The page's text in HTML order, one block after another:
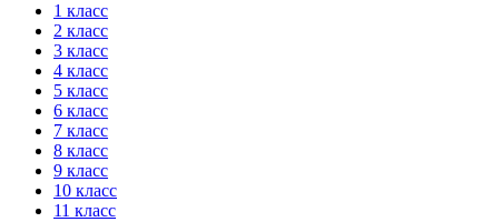
1 класс
2 класс
3 класс
4 класс
5 класс
6 класс
7 класс
8 класс
9 класс
10 класс
11 класс